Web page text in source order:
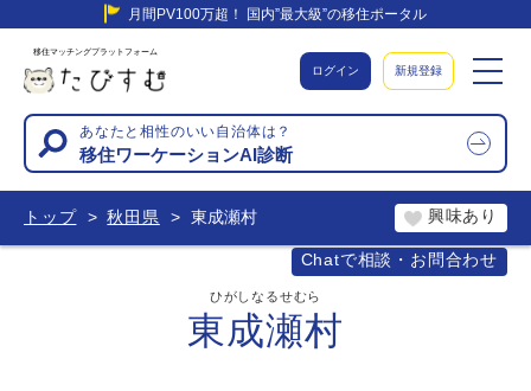
月間PV100万超！ 国内”最大級”の移住ポータル
移住マッチングプラットフォーム
ログイン 新規登録
あなたと相性のいい自治体は？
移住ワーケーションAI診断
トップ 秋田県 東成瀬村
Chatで相談・お問合わせ
興味あり
東成瀬村
ひがしなるせむら